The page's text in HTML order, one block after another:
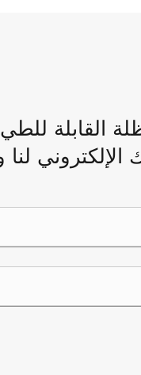
القابلة
الإلكتروني